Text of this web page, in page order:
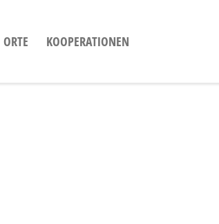
ORTE KOOPERATIONEN